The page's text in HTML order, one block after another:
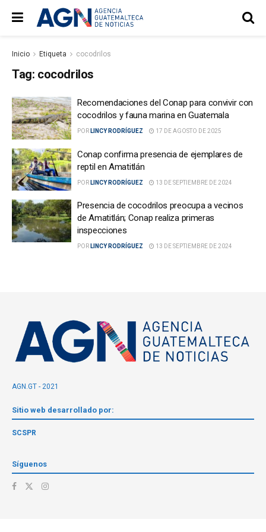
Inicio Etiqueta cocodrilos
Tag: cocodrilos
Recomendaciones del Conap para convivir con
cocodrilos y fauna marina en Guatemala
POR LINCY RODRÍGUEZ 17 DE AGOSTO DE 2025
Conap confirma presencia de ejemplares de
reptil en Amatitlán
POR LINCY RODRÍGUEZ 13 DE SEPTIEMBRE DE 2024
Presencia de cocodrilos preocupa a vecinos
de Amatitlán; Conap realiza primeras
inspecciones
POR LINCY RODRÍGUEZ 13 DE SEPTIEMBRE DE 2024
AGN.GT - 2021
Sitio web desarrollado por:
SCSPR
Síguenos